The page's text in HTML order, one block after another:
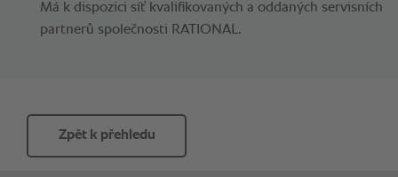
Má k dispozici síť kvalifikovaných a oddaných servisních
partnerů společnosti RATIONAL.
Zpět k přehledu